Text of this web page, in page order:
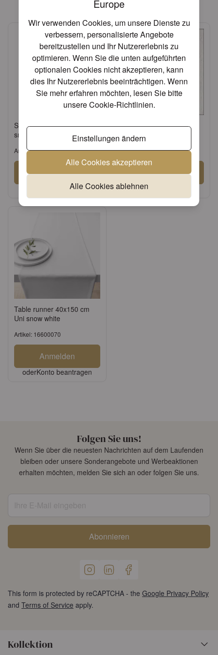
Europe
Wir verwenden Cookies, um unsere Dienste zu
verbessern, personalisierte Angebote
bereitzustellen und Ihr Nutzererlebnis zu
optimieren. Wenn Sie die unten aufgeführten
optionalen Cookies nicht akzeptieren, kann
dies Ihr Nutzererlebnis beeinträchtigen. Wenn
Sie mehr erfahren möchten, lesen Sie bitte
unsereCookie-Richtlinien.
Einstellungen ändern
Alle Cookies akzeptieren
Alle Cookies ablehnen
Standing candle holder
small
Artikel: 17134520
Anmelden
Konto beantragen
Napkin 33 Elegance white
FSC Mix
Artikel: 13304925
Anmelden
oderKonto beantragen
Table runner 40x150 cm
Uni snow white
Artikel: 16600070
Anmelden
oderKonto beantragen
Folgen Sie uns!
Wenn Sie über die neuesten Nachrichten auf dem Laufenden
bleiben oder unsere Sonderangebote und Werbeaktionen
erhalten möchten, melden Sie sich an oder folgen Sie uns.
Abonnieren
This form is protected by reCAPTCHA - the Google Privacy Policy
and Terms of Service apply.
Kollektion